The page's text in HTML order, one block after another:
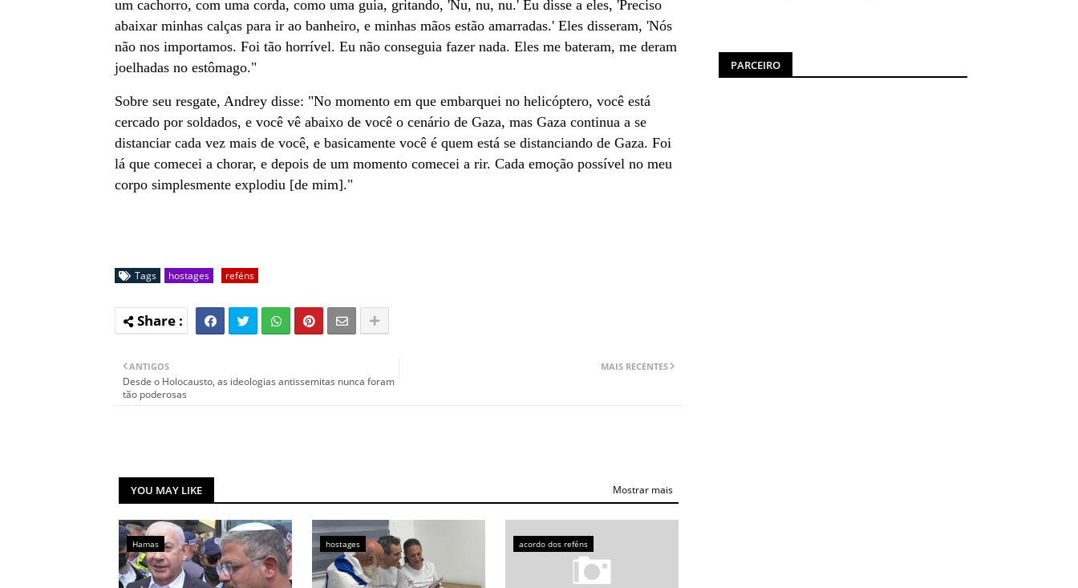
um cachorro, com uma corda, como uma guia, gritando, 'Nu, nu, nu.' Eu disse a eles, 'Preciso
abaixar minhas calças para ir ao banheiro, e minhas mãos estão amarradas.' Eles disseram, 'Nós
não nos importamos. Foi tão horrível. Eu não conseguia fazer nada. Eles me bateram, me deram
joelhadas no estômago."
Sobre seu resgate, Andrey disse: "No momento em que embarquei no helicóptero, você está
cercado por soldados, e você vê abaixo de você o cenário de Gaza, mas Gaza continua a se
distanciar cada vez mais de você, e basicamente você é quem está se distanciando de Gaza. Foi
lá que comecei a chorar, e depois de um momento comecei a rir. Cada emoção possível no meu
corpo simplesmente explodiu [de mim]."
Tags hostages reféns
MAIS RECENTES
ANTIGOS
Desde o Holocausto, as ideologias antissemitas nunca foram
tão poderosas
YOU MAY LIKE Mostrar mais
Hamas hostages acordo dos reféns
PARCEIRO